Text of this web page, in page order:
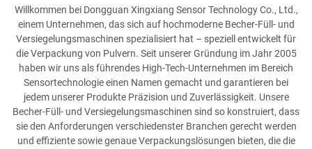
Willkommen bei Dongguan Xingxiang Sensor Technology Co., Ltd.,
einem Unternehmen, das sich auf hochmoderne Becher-Füll- und
Versiegelungsmaschinen spezialisiert hat – speziell entwickelt für
die Verpackung von Pulvern. Seit unserer Gründung im Jahr 2005
haben wir uns als führendes High-Tech-Unternehmen im Bereich
Sensortechnologie einen Namen gemacht und garantieren bei
jedem unserer Produkte Präzision und Zuverlässigkeit. Unsere
Becher-Füll- und Versiegelungsmaschinen sind so konstruiert, dass
sie den Anforderungen verschiedenster Branchen gerecht werden
und effiziente sowie genaue Verpackungslösungen bieten, die die